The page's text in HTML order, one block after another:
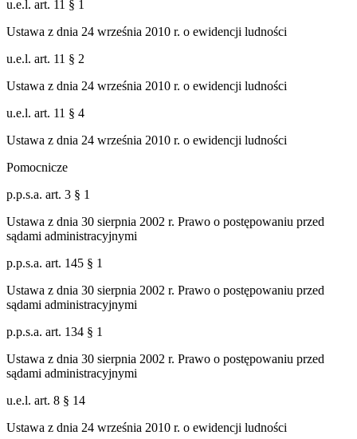
u.e.l. art. 11 § 1
Ustawa z dnia 24 września 2010 r. o ewidencji ludności
u.e.l. art. 11 § 2
Ustawa z dnia 24 września 2010 r. o ewidencji ludności
u.e.l. art. 11 § 4
Ustawa z dnia 24 września 2010 r. o ewidencji ludności
Pomocnicze
p.p.s.a. art. 3 § 1
Ustawa z dnia 30 sierpnia 2002 r. Prawo o postępowaniu przed
sądami administracyjnymi
p.p.s.a. art. 145 § 1
Ustawa z dnia 30 sierpnia 2002 r. Prawo o postępowaniu przed
sądami administracyjnymi
p.p.s.a. art. 134 § 1
Ustawa z dnia 30 sierpnia 2002 r. Prawo o postępowaniu przed
sądami administracyjnymi
u.e.l. art. 8 § 14
Ustawa z dnia 24 września 2010 r. o ewidencji ludności